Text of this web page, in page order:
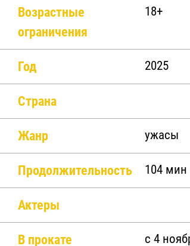
Возрастные
ограничения
18+
Год 2025
Страна
Жанр ужасы
Продолжительность 104 мин
Актеры
В прокате c 4